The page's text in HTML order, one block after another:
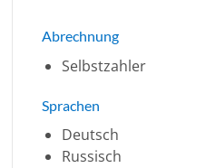
Abrechnung
Selbstzahler
Sprachen
Deutsch
Russisch